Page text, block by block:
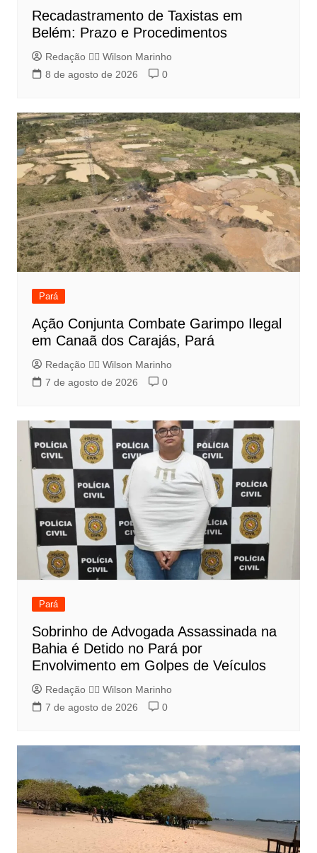
Recadastramento de Taxistas em
Belém: Prazo e Procedimentos
Redação 👨‍⚖️​ Wilson Marinho
8 de agosto de 2026
0
Pará
Ação Conjunta Combate Garimpo Ilegal
em Canaã dos Carajás, Pará
Redação 👨‍⚖️​ Wilson Marinho
7 de agosto de 2026
0
Pará
Sobrinho de Advogada Assassinada na
Bahia é Detido no Pará por
Envolvimento em Golpes de Veículos
Redação 👨‍⚖️​ Wilson Marinho
7 de agosto de 2026
0